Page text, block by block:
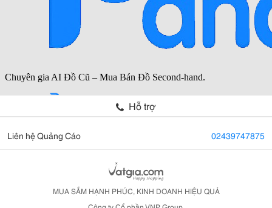
Hỗ trợ
Liên hệ Quảng Cáo 02439747875
MUA SẮM HẠNH PHÚC, KINH DOANH HIỆU QUẢ